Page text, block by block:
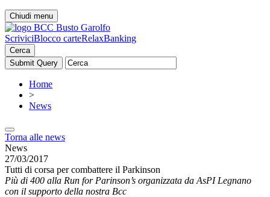
Chiudi menu
ScriviciBlocco carteRelaxBanking
Cerca
Home
>
News
Torna alle news
News
27/03/2017
Tutti di corsa per combattere il Parkinson
Più di 400 alla Run for Parinson’s organizzata da AsPI Legnano
con il supporto della nostra Bcc